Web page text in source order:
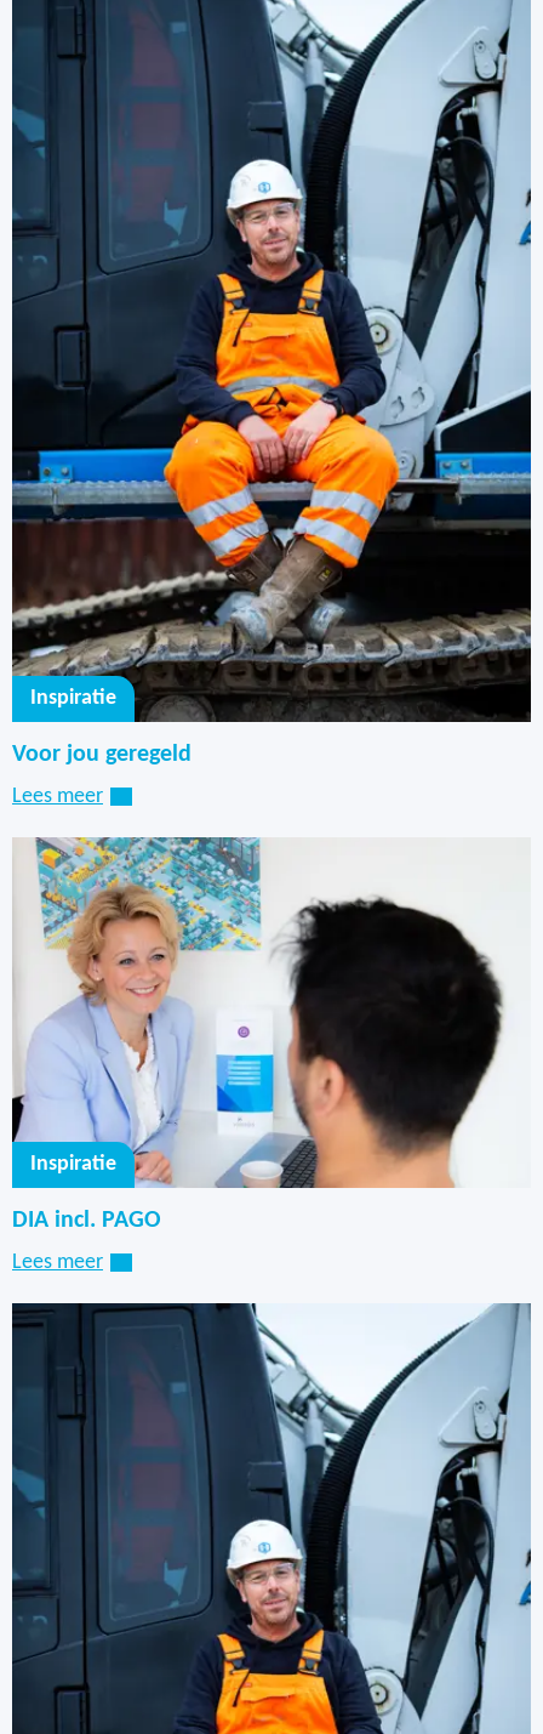
Inspiratie
Voor jou geregeld
Lees meer
Inspiratie
DIA incl. PAGO
Lees meer